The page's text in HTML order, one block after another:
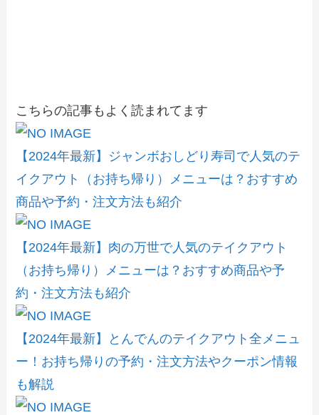
こちらの記事もよく読まれてます
【2024年最新】ジャンボおしどり寿司で人気のテ
イクアウト（お持ち帰り）メニューは？おすすめ
商品や予約・注文方法も紹介
【2024年最新】肉の万世で人気のテイクアウト
（お持ち帰り）メニューは？おすすめ商品や予
約・注文方法も紹介
【2024年最新】とんでんのテイクアウト全メニュ
ー！お持ち帰りの予約・注文方法やクーポン情報
も解説